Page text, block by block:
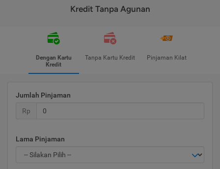
Kredit Tanpa Agunan
Dengan Kartu
Kredit
Tanpa Kartu Kredit Pinjaman Kilat
Jumlah Pinjaman
Rp
Lama Pinjaman